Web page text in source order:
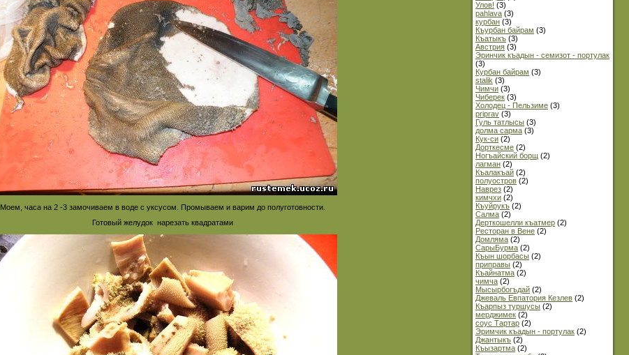
Моем, часа на 2 -3 замочиваем в воде с уксусом. Промываем и варим до полуготовности.
Готовый желудок нарезать квадратами
Улов! (3)
pahlava (3)
курбан (3)
Къурбан байрам (3)
Къатыкъ (3)
Австрия (3)
Эринчик къадын - семизот - портулак
(3)
Курбан байрам (3)
stalik (3)
Чимчи (3)
Чиберек (3)
Холодец - Пельзиме (3)
priprav (3)
Гуль татлысы (3)
долма сарма (3)
Кук-си (2)
Дорткесме (2)
Ногъайский борщ (2)
лагман (2)
Къалакъай (2)
полуостров (2)
Наврез (2)
кимчхи (2)
Къуйрукъ (2)
Салма (2)
Дерткошелли къатмер (2)
Ресторан в Вене (2)
Домляма (2)
СарыБурма (2)
Къын шорбасы (2)
приправы (2)
Къайнатма (2)
чимча (2)
Мысырбогъдай (2)
Джеваль Евпатория Кезлев (2)
Къарпыз туршусы (2)
мерджимек (2)
соус Тартар (2)
Эримчик къадын - портулак (2)
Джантыкъ (2)
Къызартма (2)